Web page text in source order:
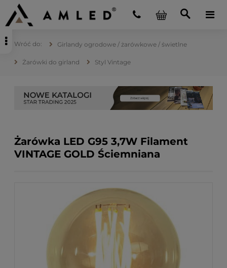
Girlandy ogrodowe / żarówkowe / świetlne
Żarówki do girland Styl Vintage
Żarówka LED G95 3,7W Filament
VINTAGE GOLD Ściemniana